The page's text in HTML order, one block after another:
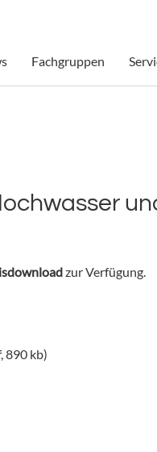
Fachgruppen
zur Verfügung.
890 kb)